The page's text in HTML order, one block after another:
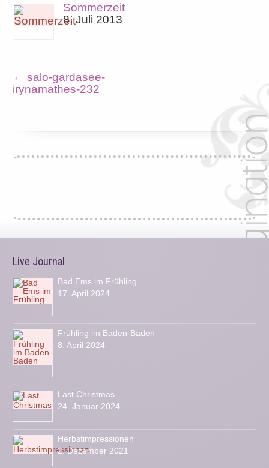
Sommerzeit
8. Juli 2013
← salo-gardasee-
irynamathes-232
Live Journal
Bad Ems im Frühling
17. April 2024
Frühling im Baden-Baden
8. April 2024
Last Christmas
24. Januar 2024
Herbstimpressionen
2. Dezember 2021